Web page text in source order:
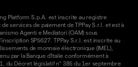
Platform S.p.A. est inscrite au registre
services de paiement de TPPay S.r.l. et est à
Agenti e Mediatori (OAM) sous
SP5627. TPPay S.r.l. est inscrite au
de monnaie électronique (IMEL),
par la Banque d'Italie conformément à
du Décret législatif n° 385 du 1er septembre